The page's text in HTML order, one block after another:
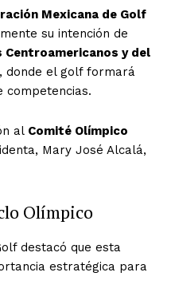
Mexicana de Golf
su intención de
Centroamericanos y del
, donde el golf formará
competencias.
al Comité Olímpico
Mary José Alcalá,
Olímpico
destacó que esta
estratégica para